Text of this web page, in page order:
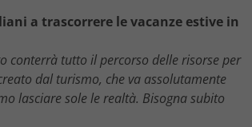
a trascorrere le vacanze estive in
conterrà tutto il percorso delle risorse per
dal turismo, che va assolutamente
lasciare sole le realtà. Bisogna subito